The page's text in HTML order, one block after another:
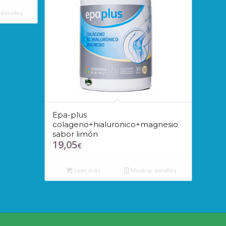
Epa-plus
colageno+hialuronico+magnesio
sabor limón
19,05€
Leer más Mostrar detalles